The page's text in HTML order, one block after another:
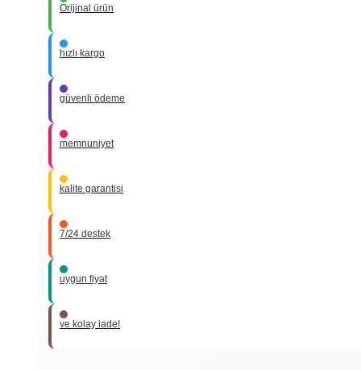
Orijinal ürün
hızlı kargo
güvenli ödeme
memnuniyet
kalite garantisi
7/24 destek
uygun fiyat
ve kolay iade!